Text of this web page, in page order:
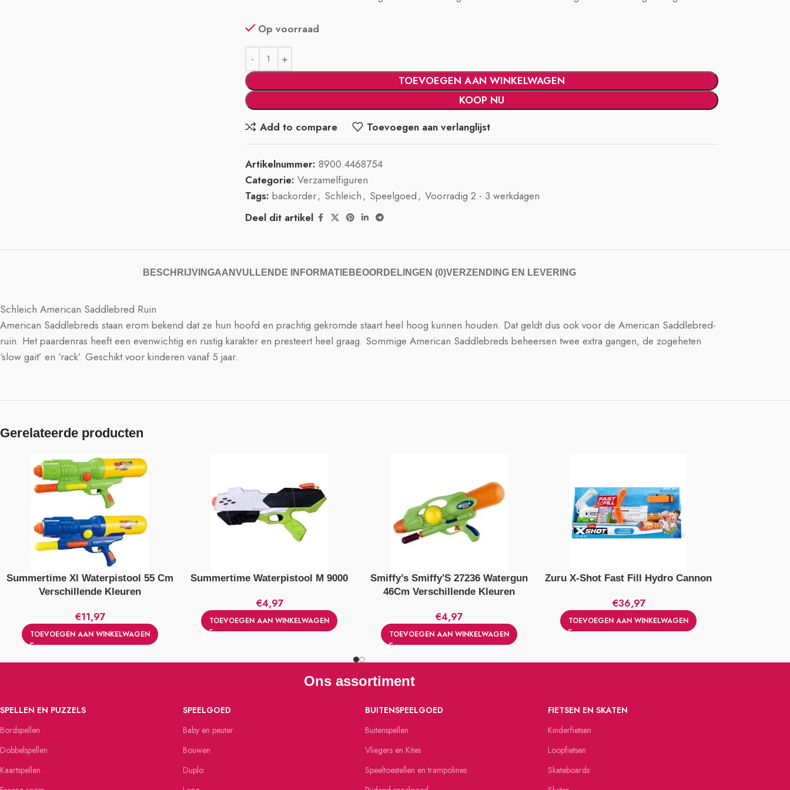
Op voorraad
TOEVOEGEN AAN WINKELWAGEN
KOOP NU
Add to compare
Toevoegen aan verlanglijst
Artikelnummer:8900.4468754
Categorie: Verzamelfiguren
Tags: backorder, Schleich, Speelgoed, Voorradig 2 - 3 werkdagen
Deel dit artikel
BESCHRIJVINGAANVULLENDE INFORMATIE BEOORDELINGEN (0)VERZENDING EN LEVERING
Schleich American Saddlebred Ruin
American Saddlebreds staan erom bekend dat ze hun hoofd en prachtig gekromde staart heel hoog kunnen houden. Dat geldt dus ook voor de American Saddlebred-
ruin. Het paardenras heeft een evenwichtig en rustig karakter en presteert heel graag. Sommige American Saddlebreds beheersen twee extra gangen, de zogeheten
‘slow gait’ en ‘rack’. Geschikt voor kinderen vanaf 5 jaar.
Gerelateerde producten
Summertime Xl Waterpistool 55 Cm
Verschillende Kleuren
€11,97
TOEVOEGEN AAN WINKELWAGEN
Summertime Waterpistool M 9000
€4,97
TOEVOEGEN AAN WINKELWAGEN
Smiffy’s Smiffy'S 27236 Watergun
46Cm Verschillende Kleuren
€4,97
TOEVOEGEN AAN WINKELWAGEN
Zuru X-Shot Fast Fill Hydro Cannon
€36,97
TOEVOEGEN AAN WINKELWAGEN
Ons assortiment
SPELLEN EN PUZZELS
Bordspellen
Dobbelspellen
Kaartspellen
SPEELGOED
Baby en peuter
Bouwen
Duplo
BUITENSPEELGOED
Buitenspellen
Vliegers en Kites
Speeltoestellen en trampolines
FIETSEN EN SKATEN
Kinderfietsen
Loopfietsen
Skateboards